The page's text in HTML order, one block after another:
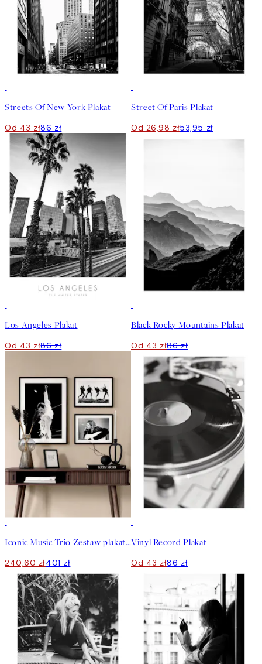
Streets Of New York Plakat
Od 43 zł86 zł
Street Of Paris Plakat
Od 26,98 zł53,95 zł
Los Angeles Plakat
Od 43 zł86 zł
Black Rocky Mountains Plakat
Od 43 zł86 zł
Iconic Music Trio Zestaw plakatów
240,60 zł401 zł
Vinyl Record Plakat
Od 43 zł86 zł